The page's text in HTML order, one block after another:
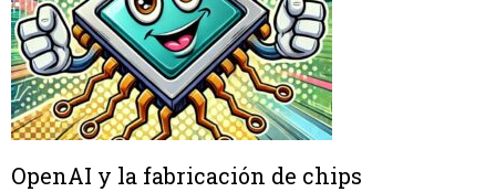
OpenAI y la fabricación de chips